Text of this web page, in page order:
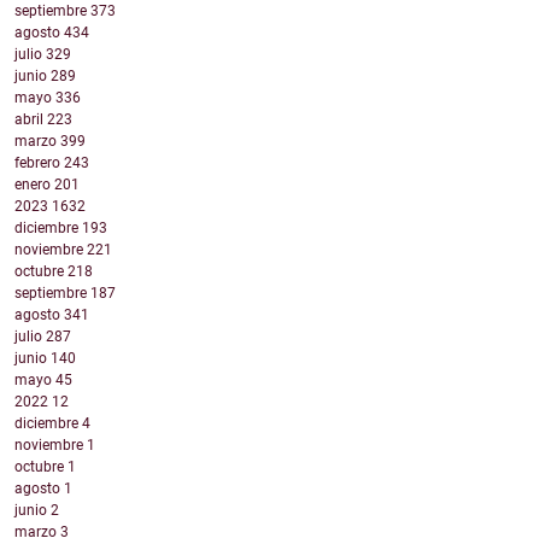
septiembre 373
agosto 434
julio 329
junio 289
mayo 336
abril 223
marzo 399
febrero 243
enero 201
2023 1632
diciembre 193
noviembre 221
octubre 218
septiembre 187
agosto 341
julio 287
junio 140
mayo 45
2022 12
diciembre 4
noviembre 1
octubre 1
agosto 1
junio 2
marzo 3